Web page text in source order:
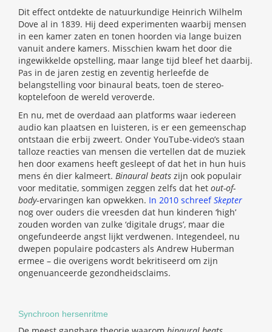
Dit effect ontdekte de natuurkundige Heinrich Wilhelm
Dove al in 1839. Hij deed experimenten waarbij mensen
in een kamer zaten en tonen hoorden via lange buizen
vanuit andere kamers. Misschien kwam het door die
ingewikkelde opstelling, maar lange tijd bleef het daarbij.
Pas in de jaren zestig en zeventig herleefde de
belangstelling voor binaural beats, toen de stereo-
koptelefoon de wereld veroverde.
En nu, met de overdaad aan platforms waar iedereen
audio kan plaatsen en luisteren, is er een gemeenschap
ontstaan die erbij zweert. Onder YouTube-video’s staan
talloze reacties van mensen die vertellen dat de muziek
hen door examens heeft gesleept of dat het in hun huis
mens én dier kalmeert. Binaural beats zijn ook populair
voor meditatie, sommigen zeggen zelfs dat het out-of-
body-ervaringen kan opwekken. In 2010 schreefSkepter
nog over ouders die vreesden dat hun kinderen ‘high’
zouden worden van zulke ‘digitale drugs’, maar die
ongefundeerde angst lijkt verdwenen. Integendeel, nu
dwepen populaire podcasters als Andrew Huberman
ermee – die overigens wordt bekritiseerd om zijn
ongenuanceerde gezondheidsclaims.
Synchroon hersenritme